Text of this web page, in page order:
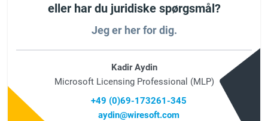
eller har du juridiske spørgsmål?
Jeg er her for dig.
Kadir Aydin
Microsoft Licensing Professional (MLP)
+49 (0)69-173261-345
aydin@wiresoft.com